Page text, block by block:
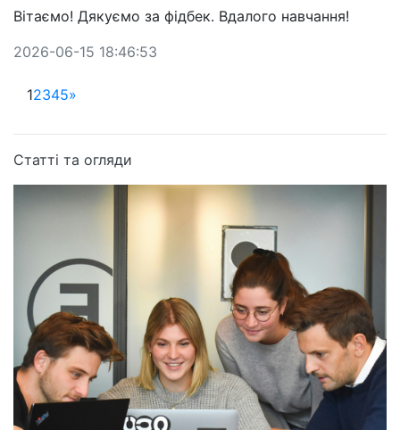
Вітаємо! Дякуємо за фідбек. Вдалого навчання!
2026-06-15 18:46:53
12345»
Статті та огляди